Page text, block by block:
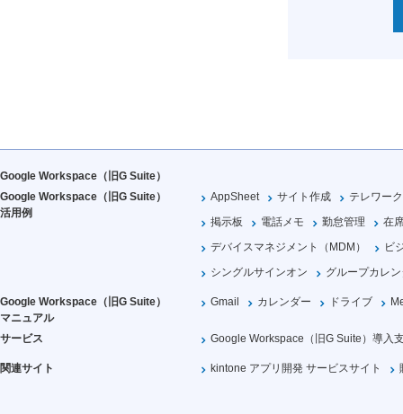
Google Workspace（旧G Suite）
Google Workspace（旧G Suite）
活用例
AppSheet サイト作成
テレワーク
掲示板
電話メモ 勤怠管理
在
デバイスマネジメント（MDM）
ビ
シングルサインオン
グループカレ
Google Workspace（旧G Suite）
マニュアル
Gmail カレンダー ドライブ
サービス Google Workspace（旧G Suite）導入
関連サイト kintone アプリ開発 サービスサイト